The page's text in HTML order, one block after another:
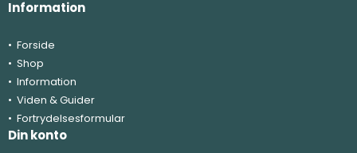
Information
Forside
Shop
Information
Viden & Guider
Fortrydelsesformular
Din konto